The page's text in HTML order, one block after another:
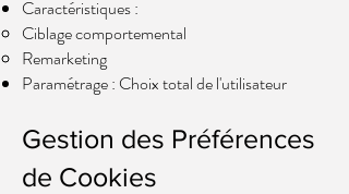
Caractéristiques :
Ciblage comportemental
Remarketing
Paramétrage : Choix total de l'utilisateur
Gestion des Préférences
de Cookies